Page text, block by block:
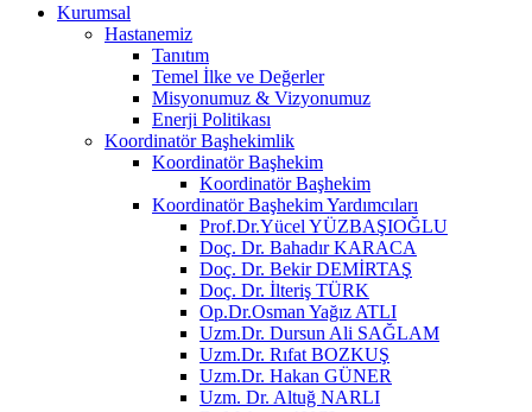
Kurumsal
Hastanemiz
Tanıtım
Temel İlke ve Değerler
Misyonumuz & Vizyonumuz
Enerji Politikası
Koordinatör Başhekimlik
Koordinatör Başhekim
Koordinatör Başhekim
Koordinatör Başhekim Yardımcıları
Prof.Dr.Yücel YÜZBAŞIOĞLU
Doç. Dr. Bahadır KARACA
Doç. Dr. Bekir DEMİRTAŞ
Doç. Dr. İlteriş TÜRK
Op.Dr.Osman Yağız ATLI
Uzm.Dr. Dursun Ali SAĞLAM
Uzm.Dr. Rıfat BOZKUŞ
Uzm.Dr. Hakan GÜNER
Uzm. Dr. Altuğ NARLI